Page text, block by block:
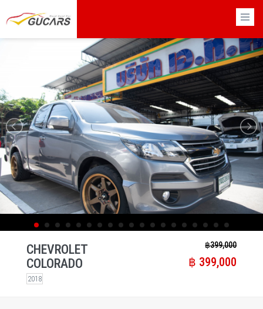
×
CHEVROLET
COLORADO
2018
฿​ 399,000
฿​ 399,000